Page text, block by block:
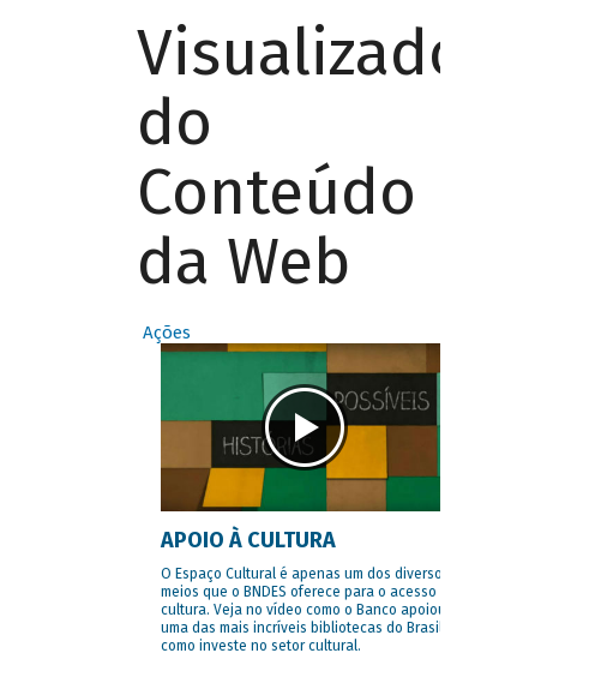
Visualizador
do
Conteúdo
da Web
Ações
APOIO À CULTURA
O Espaço Cultural é apenas um dos diversos
meios que o BNDES oferece para o acesso à
cultura. Veja no vídeo como o Banco apoiou
uma das mais incríveis bibliotecas do Brasil e
como investe no setor cultural.